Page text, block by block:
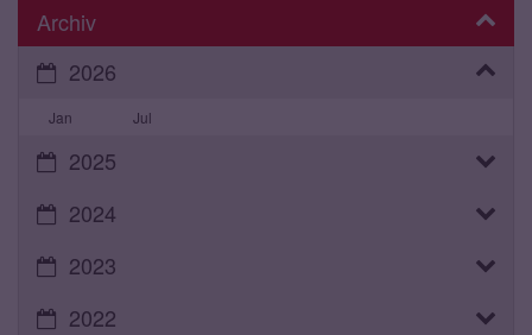
Archiv
2026
Jan Jul
2025
2024
2023
2022